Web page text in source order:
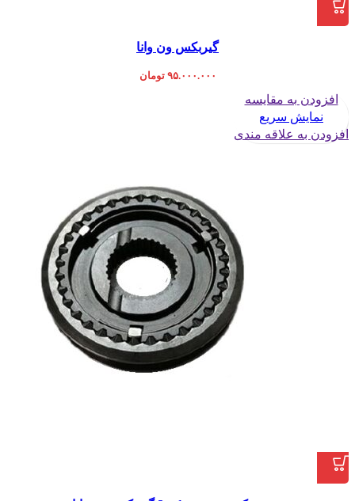
گیربکس ون وانا
۹۵.۰۰۰.۰۰۰ تومان
افزودن به مقایسه
نمایش سریع
افزودن به علاقه مندی